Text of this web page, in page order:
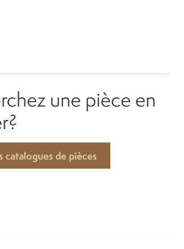
une pièce en
catalogues de pièces